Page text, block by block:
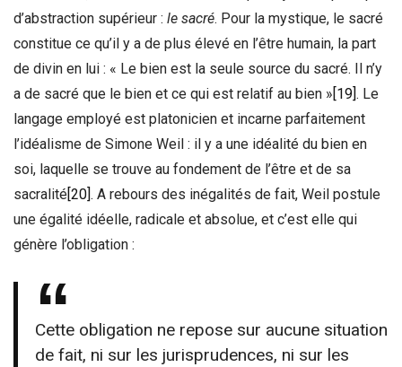
d’abstraction supérieur : le sacré. Pour la mystique, le sacré
constitue ce qu’il y a de plus élevé en l’être humain, la part
de divin en lui : « Le bien est la seule source du sacré. Il n’y
a de sacré que le bien et ce qui est relatif au bien »[19]. Le
langage employé est platonicien et incarne parfaitement
l’idéalisme de Simone Weil : il y a une idéalité du bien en
soi, laquelle se trouve au fondement de l’être et de sa
sacralité[20]. A rebours des inégalités de fait, Weil postule
une égalité idéelle, radicale et absolue, et c’est elle qui
génère l’obligation :
Cette obligation ne repose sur aucune situation
de fait, ni sur les jurisprudences, ni sur les